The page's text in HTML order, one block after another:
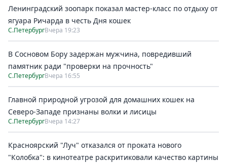
Ленинградский зоопарк показал мастер-класс по отдыху от
ягуара Ричарда в честь Дня кошек
С.ПетербургВчера 19:23
В Сосновом Бору задержан мужчина, повредивший
памятник ради "проверки на прочность"
С.ПетербургВчера 16:55
Главной природной угрозой для домашних кошек на
Северо-Западе признаны волки и лисицы
С.ПетербургВчера 14:27
Красноярский "Луч" отказался от проката нового
"Колобка": в кинотеатре раскритиковали качество картины